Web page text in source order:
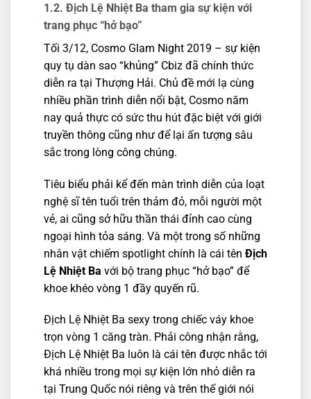
1.2. Địch Lệ Nhiệt Ba tham gia sự kiện với
trang phục “hở bạo”
Tối 3/12, Cosmo Glam Night 2019 – sự kiện
quy tụ dàn sao “khủng” Cbiz đã chính thức
diễn ra tại Thượng Hải. Chủ đề mới lạ cùng
nhiều phần trình diễn nổi bật, Cosmo năm
nay quả thực có sức thu hút đặc biệt với giới
truyền thông cũng như để lại ấn tượng sâu
sắc trong lòng công chúng.
Tiêu biểu phải kể đến màn trình diễn của loạt
nghệ sĩ tên tuổi trên thảm đỏ, mỗi người một
vẻ, ai cũng sở hữu thần thái đỉnh cao cùng
ngoại hình tỏa sáng. Và một trong số những
nhân vật chiếm spotlight chính là cái tên Địch
Lệ Nhiệt Ba với bộ trang phục “hở bạo” để
khoe khéo vòng 1 đầy quyến rũ.
Địch Lệ Nhiệt Ba sexy trong chiếc váy khoe
trọn vòng 1 căng tràn. Phải công nhận rằng,
Địch Lệ Nhiệt Ba luôn là cái tên được nhắc tới
khá nhiều trong mọi sự kiện lớn nhỏ diễn ra
tại Trung Quốc nói riêng và trên thế giới nói